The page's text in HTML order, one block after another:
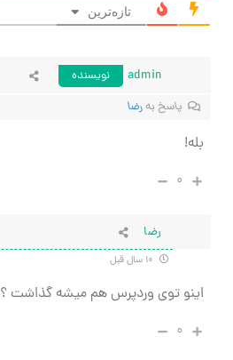
تازه‌ترین
admin
نویسنده
پاسخ بهرضا
بله!
۰
رضا
اینو توی وردپرس هم میشه گذاشت ؟
۰